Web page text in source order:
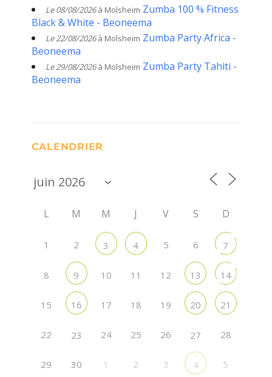
Le 08/08/2026à Molsheim Zumba 100 % Fitness
Black & White - Beoneema
Le 22/08/2026à Molsheim Zumba Party Africa -
Beoneema
Le 29/08/2026à Molsheim Zumba Party Tahiti -
Beoneema
CALENDRIER
L M M J V S D
1 2 3 4 5 6 7
8 9 10 11 12 13 14
15 16 17 18 19 20 21
22 23 24 25 26 27 28
29 30 1 2 3 4 5